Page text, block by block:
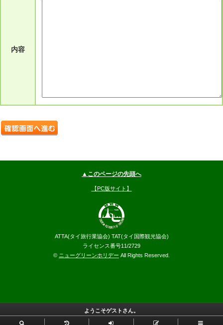
内容
▲このページの先頭へ
【PC版サイト】
ATTA(タイ旅行業協会) TAT(タイ国際観光協会)
ライセンス番号11/2729
© ニューグリーンホリデー All Rights Reserved.
ようこそゲストさん。